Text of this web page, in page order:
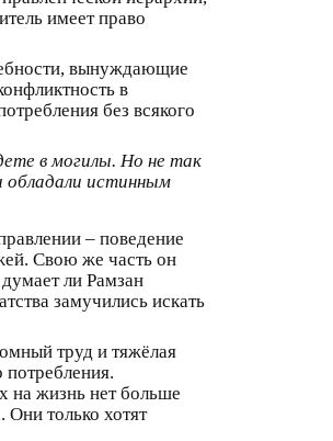
имеет право
вынуждающие
в
без всякого
в могилы. Но не так
истинным
– поведение
Свою же часть он
ли Рамзан
замучились искать
труд и тяжёлая
на жизнь нет больше
Они только хотят